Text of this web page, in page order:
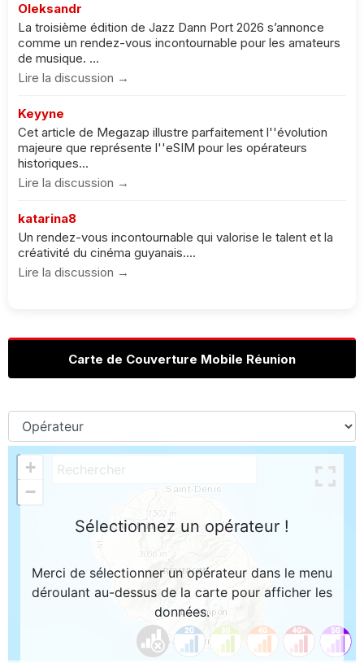
Oleksandr
La troisième édition de Jazz Dann Port 2026 s’annonce
comme un rendez-vous incontournable pour les amateurs
de musique. ...
Lire la discussion →
Keyyne
Cet article de Megazap illustre parfaitement l''évolution
majeure que représente l''eSIM pour les opérateurs
historiques...
Lire la discussion →
katarina8
Un rendez-vous incontournable qui valorise le talent et la
créativité du cinéma guyanais....
Lire la discussion →
Carte de Couverture Mobile Réunion